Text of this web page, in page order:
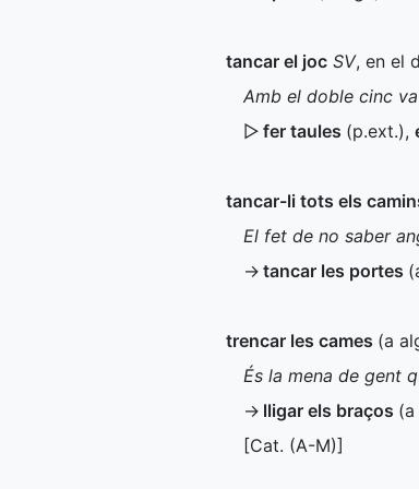
tancar el joc SV, en el
Amb el doble cinc
▷ fer taules (p.ext.),
tancar-li tots els
El fet de no saber
→ tancar les portes
trencar les cames (a
És la mena de gent
→ lligar els braços (a
[Cat. (A-M)]